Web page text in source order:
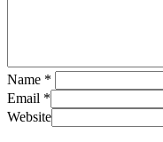
Name *
Email *
Website